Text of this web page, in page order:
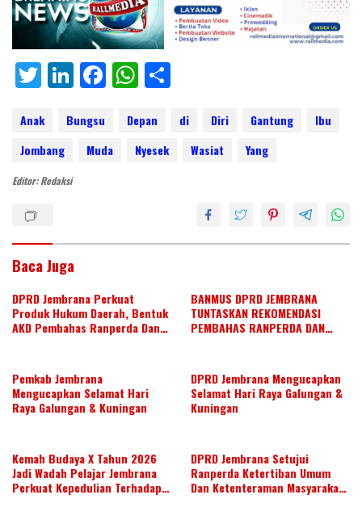
T
itt
er
Li
k
e
F
b
W
at
s
ar
Anak Bungsu Depan di Diri Gantung
Ibu
Jombang
Muda Nyesek Wasiat Yang
Editor: Redaksi
Baca Juga
DPRD Jembrana Perkuat
Produk Hukum Daerah, Bentuk
AKD Pembahas Ranperda Dan
BANMUS DPRD JEMBRANA
TUNTASKAN REKOMENDASI
PEMBAHAS RANPERDA DAN
Pemkab Jembrana
Mengucapkan Selamat Hari
Raya Galungan & Kuningan
DPRD Jembrana Mengucapkan
Selamat Hari Raya Galungan &
Kuningan
Kemah Budaya X Tahun 2026
Jadi Wadah Pelajar Jembrana
Perkuat Kepedulian Terhadap
DPRD Jembrana Setujui
Ranperda Ketertiban Umum
Dan Ketenteraman Masyarakat